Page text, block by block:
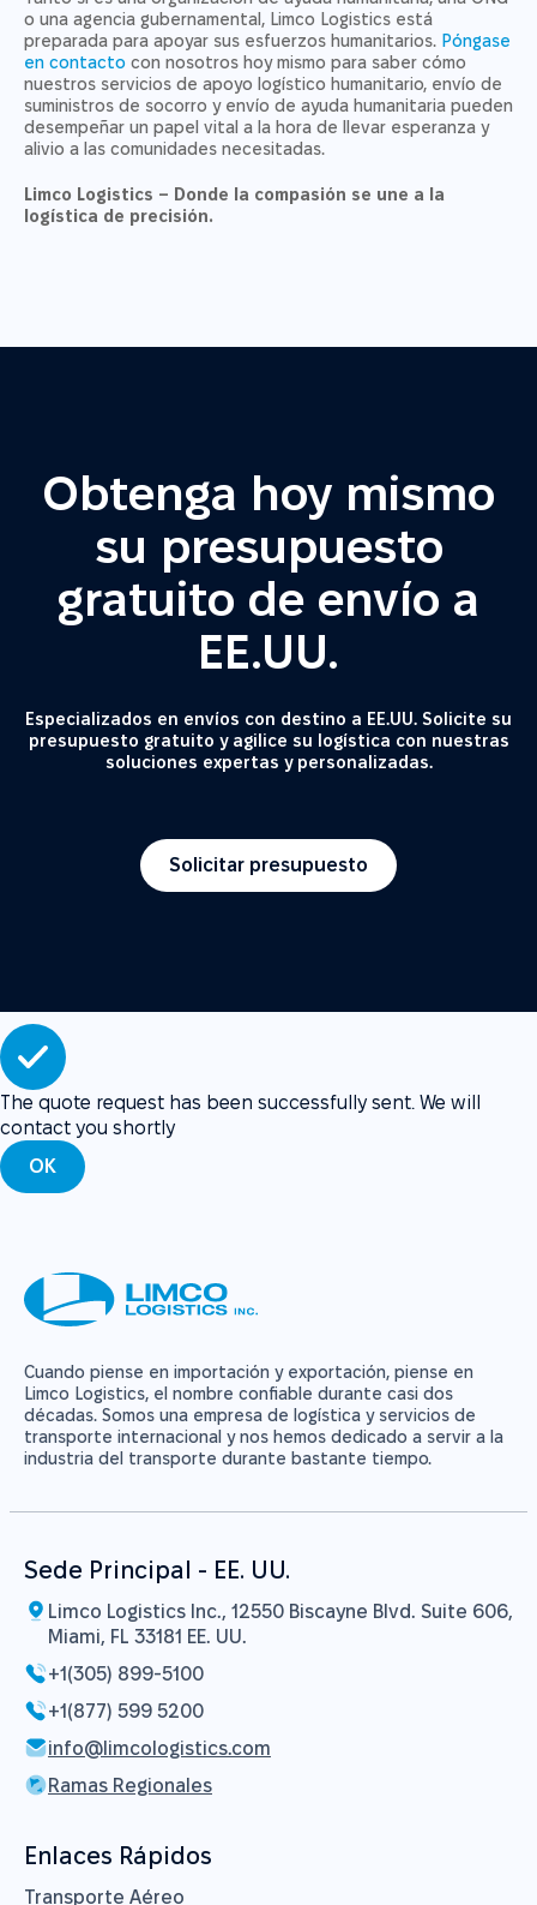
o una agencia gubernamental, Limco Logistics está
preparada para apoyar sus esfuerzos humanitarios. Póngase
en contacto con nosotros hoy mismo para saber cómo
nuestros servicios de apoyo logístico humanitario, envío de
suministros de socorro y envío de ayuda humanitaria pueden
desempeñar un papel vital a la hora de llevar esperanza y
alivio a las comunidades necesitadas.
Limco Logistics – Donde la compasión se une a la
logística de precisión.
Obtenga hoy mismo
su presupuesto
gratuito de envío a
EE.UU.
Especializados en envíos con destino a EE.UU. Solicite su
presupuesto gratuito y agilice su logística con nuestras
soluciones expertas y personalizadas.
Solicitar presupuesto
The quote request has been successfully sent. We will
contact you shortly
OK
Cuando piense en importación y exportación, piense en
Limco Logistics, el nombre confiable durante casi dos
décadas. Somos una empresa de logística y servicios de
transporte internacional y nos hemos dedicado a servir a la
industria del transporte durante bastante tiempo.
Sede Principal - EE. UU.
Limco Logistics Inc., 12550 Biscayne Blvd. Suite 606,
Miami, FL 33181 EE. UU.
+1(305) 899-5100
+1(877) 599 5200
info@limcologistics.com
Ramas Regionales
Enlaces Rápidos
Transporte Aéreo